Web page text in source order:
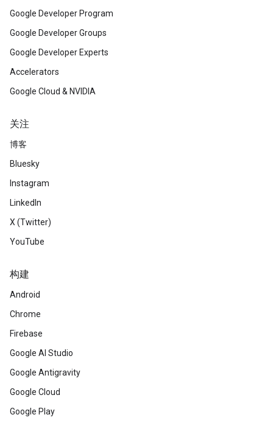
Google Developer Program
Google Developer Groups
Google Developer Experts
Accelerators
Google Cloud & NVIDIA
关注
博客
Bluesky
Instagram
LinkedIn
X (Twitter)
YouTube
构建
Android
Chrome
Firebase
Google AI Studio
Google Antigravity
Google Cloud
Google Play